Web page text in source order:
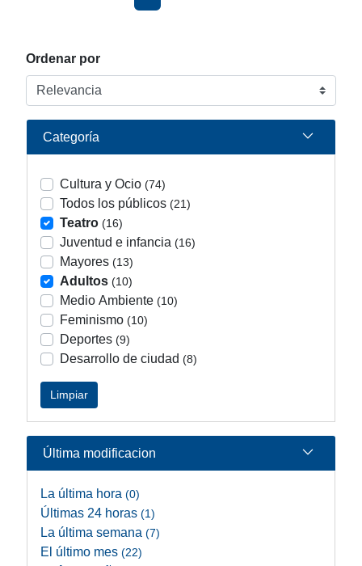
Ordenar por
Categoría
Cultura y Ocio (74)
Todos los públicos (21)
Teatro (16)
Juventud e infancia (16)
Mayores (13)
Adultos (10)
Medio Ambiente (10)
Feminismo (10)
Deportes (9)
Desarrollo de ciudad (8)
Limpiar
Última modificacion
La última hora (0)
Últimas 24 horas (1)
La última semana (7)
El último mes (22)